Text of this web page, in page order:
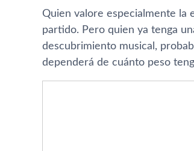
Quien valore especialmente la
partido. Pero quien ya tenga
descubrimiento musical,
dependerá de cuánto peso